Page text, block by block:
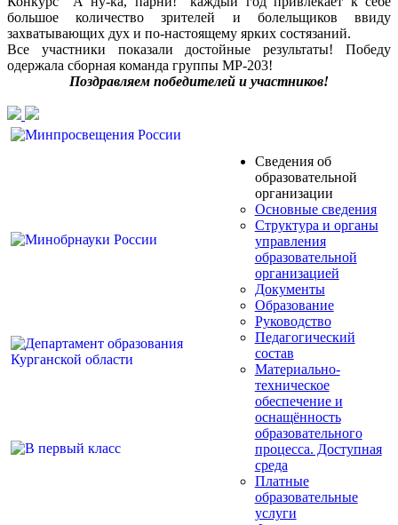
большое количество зрителей и болельщиков ввиду
захватывающих дух и по-настоящему ярких состязаний.
Все участники показали достойные результаты! Победу
одержала сборная команда группы МР-203!
Поздравляем победителей и участников!
Сведения об
образовательной
организации
Основные сведения
Структура и органы
управления
образовательной
организацией
Документы
Образование
Руководство
Педагогический
состав
Материально-
техническое
обеспечение и
оснащённость
образовательного
процесса. Доступная
среда
Платные
образовательные
услуги